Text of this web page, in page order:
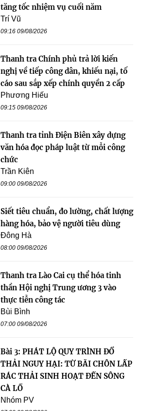
tăng tốc nhiệm vụ cuối năm
Trí Vũ
09:16 09/08/2026
Thanh tra Chính phủ trả lời kiến
nghị về tiếp công dân, khiếu nại, tố
cáo sau sắp xếp chính quyền 2 cấp
Phương Hiếu
09:15 09/08/2026
Thanh tra tỉnh Điện Biên xây dựng
văn hóa đọc pháp luật từ mỗi công
chức
Trần Kiên
09:00 09/08/2026
Siết tiêu chuẩn, đo lường, chất lượng
hàng hóa, bảo vệ người tiêu dùng
Đông Hà
08:00 09/08/2026
Thanh tra Lào Cai cụ thể hóa tinh
thần Hội nghị Trung ương 3 vào
thực tiễn công tác
Bùi Bình
07:00 09/08/2026
Bài 3: PHÁT LỘ QUY TRÌNH ĐỔ
THẢI NGUY HẠI: TỪ BÃI CHÔN LẤP
RÁC THẢI SINH HOẠT ĐẾN SÔNG
CÀ LỒ
Nhóm PV